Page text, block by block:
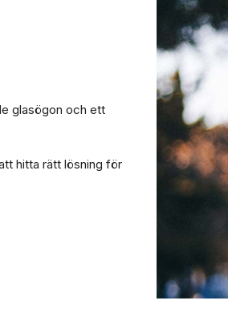
glasögon och ett
hitta rätt lösning för